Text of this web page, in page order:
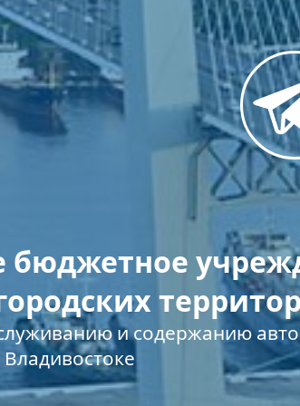
и содержанию
Владивостоке